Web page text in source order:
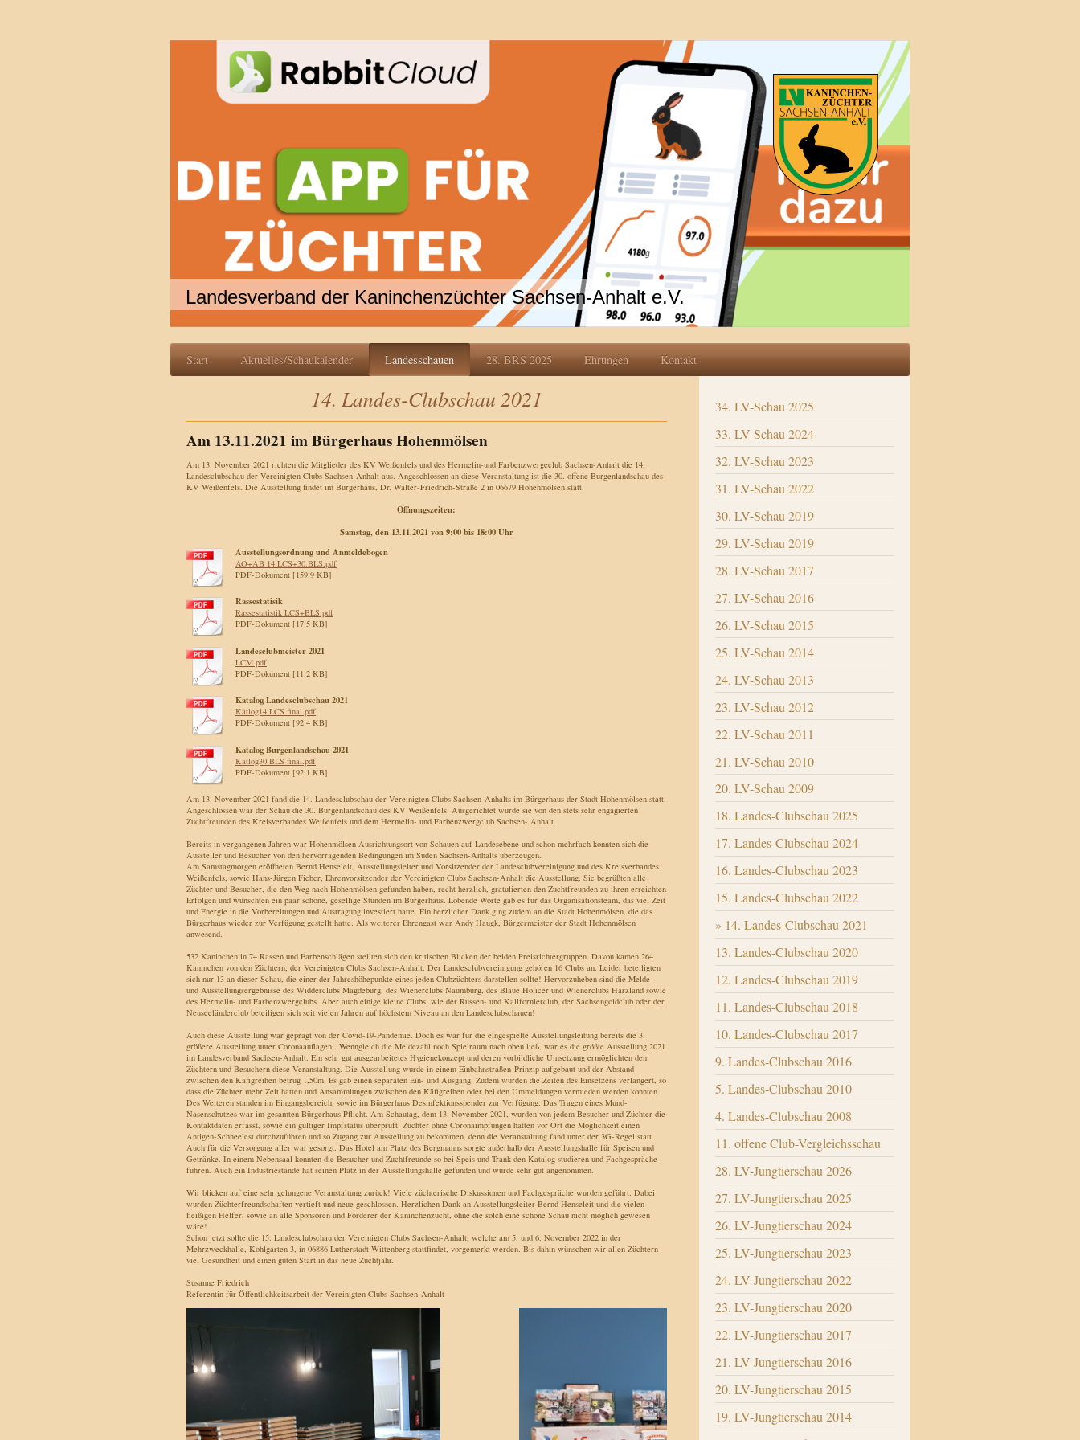
Landesverband der Kaninchenzüchter Sachsen-Anhalt e.V.
Start Aktuelles/Schaukalender Landesschauen 28. BRS 2025 Ehrungen Kontakt
14. Landes-Clubschau 2021
Am 13.11.2021 im Bürgerhaus Hohenmölsen
Am 13. November 2021 richten die Mitglieder des KV Weißenfels und des Hermelin-und Farbenzwergeclub Sachsen-Anhalt die 14.
Landesclubschau der Vereinigten Clubs Sachsen-Anhalt aus. Angeschlossen an diese Veranstaltung ist die 30. offene Burgenlandschau des
KV Weißenfels. Die Ausstellung findet im Burgerhaus, Dr. Walter-Friedrich-Straße 2 in 06679 Hohenmölsen statt.
Öffnungszeiten:
Samstag, den 13.11.2021 von 9:00 bis 18:00 Uhr
Ausstellungsordnung und Anmeldebogen
AO+AB 14.LCS+30.BLS.pdf
PDF-Dokument [159.9 KB]
Rassestatisik
Rassestatistik LCS+BLS.pdf
PDF-Dokument [17.5 KB]
Landesclubmeister 2021
LCM.pdf
PDF-Dokument [11.2 KB]
Katalog Landesclubschau 2021
Katlog14.LCS final.pdf
PDF-Dokument [92.4 KB]
Katalog Burgenlandschau 2021
Katlog30.BLS final.pdf
PDF-Dokument [92.1 KB]
Am 13. November 2021 fand die 14. Landesclubschau der Vereinigten Clubs Sachsen-Anhalts im Bürgerhaus der Stadt Hohenmölsen statt.
Angeschlossen war der Schau die 30. Burgenlandschau des KV Weißenfels. Ausgerichtet wurde sie von den stets sehr engagierten
Zuchtfreunden des Kreisverbandes Weißenfels und dem Hermelin- und Farbenzwergclub Sachsen- Anhalt.
Bereits in vergangenen Jahren war Hohenmölsen Ausrichtungsort von Schauen auf Landesebene und schon mehrfach konnten sich die
Aussteller und Besucher von den hervorragenden Bedingungen im Süden Sachsen-Anhalts überzeugen.
Am Samstagmorgen eröffneten Bernd Henseleit, Ausstellungsleiter und Vorsitzender der Landesclubvereinigung und des Kreisverbandes
Weißenfels, sowie Hans-Jürgen Fieber, Ehrenvorsitzender der Vereinigten Clubs Sachsen-Anhalt die Ausstellung. Sie begrüßten alle
Züchter und Besucher, die den Weg nach Hohenmölsen gefunden haben, recht herzlich, gratulierten den Zuchtfreunden zu ihren erreichten
Erfolgen und wünschten ein paar schöne, gesellige Stunden im Bürgerhaus. Lobende Worte gab es für das Organisationsteam, das viel Zeit
und Energie in die Vorbereitungen und Austragung investiert hatte. Ein herzlicher Dank ging zudem an die Stadt Hohenmölsen, die das
Bürgerhaus wieder zur Verfügung gestellt hatte. Als weiterer Ehrengast war Andy Haugk, Bürgermeister der Stadt Hohenmölsen
anwesend.
532 Kaninchen in 74 Rassen und Farbenschlägen stellten sich den kritischen Blicken der beiden Preisrichtergruppen. Davon kamen 264
Kaninchen von den Züchtern, der Vereinigten Clubs Sachsen-Anhalt. Der Landesclubvereinigung gehören 16 Clubs an. Leider beteiligten
sich nur 13 an dieser Schau, die einer der Jahreshöhepunkte eines jeden Clubzüchters darstellen sollte! Hervorzuheben sind die Melde-
und Ausstellungsergebnisse des Widderclubs Magdeburg, des Wienerclubs Naumburg, des Blaue Holicer und Wienerclubs Harzland sowie
des Hermelin- und Farbenzwergclubs. Aber auch einige kleine Clubs, wie der Russen- und Kalifornierclub, der Sachsengoldclub oder der
Neuseeländerclub beteiligen sich seit vielen Jahren auf höchstem Niveau an den Landesclubschauen!
Auch diese Ausstellung war geprägt von der Covid-19-Pandemie. Doch es war für die eingespielte Ausstellungsleitung bereits die 3.
größere Ausstellung unter Coronaauflagen . Wenngleich die Meldezahl noch Spielraum nach oben ließ, war es die größte Ausstellung 2021
im Landesverband Sachsen-Anhalt. Ein sehr gut ausgearbeitetes Hygienekonzept und deren vorbildliche Umsetzung ermöglichten den
Züchtern und Besuchern diese Veranstaltung. Die Ausstellung wurde in einem Einbahnstraßen-Prinzip aufgebaut und der Abstand
zwischen den Käfigreihen betrug 1,50m. Es gab einen separaten Ein- und Ausgang. Zudem wurden die Zeiten des Einsetzens verlängert, so
dass die Züchter mehr Zeit hatten und Ansammlungen zwischen den Käfigreihen oder bei den Ummeldungen vermieden werden konnten.
Des Weiteren standen im Eingangsbereich, sowie im Bürgerhaus Desinfektionsspender zur Verfügung. Das Tragen eines Mund-
Nasenschutzes war im gesamten Bürgerhaus Pflicht. Am Schautag, dem 13. November 2021, wurden von jedem Besucher und Züchter die
Kontaktdaten erfasst, sowie ein gültiger Impfstatus überprüft. Züchter ohne Coronaimpfungen hatten vor Ort die Möglichkeit einen
Antigen-Schneelest durchzuführen und so Zugang zur Ausstellung zu bekommen, denn die Veranstaltung fand unter der 3G-Regel statt.
Auch für die Versorgung aller war gesorgt. Das Hotel am Platz des Bergmanns sorgte außerhalb der Ausstellungshalle für Speisen und
Getränke. In einem Nebensaal konnten die Besucher und Zuchtfreunde so bei Speis und Trank den Katalog studieren und Fachgespräche
führen. Auch ein Industriestande hat seinen Platz in der Ausstellungshalle gefunden und wurde sehr gut angenommen.
Wir blicken auf eine sehr gelungene Veranstaltung zurück! Viele züchterische Diskussionen und Fachgespräche wurden geführt. Dabei
wurden Züchterfreundschaften vertieft und neue geschlossen. Herzlichen Dank an Ausstellungsleiter Bernd Henseleit und die vielen
fleißigen Helfer, sowie an alle Sponsoren und Förderer der Kaninchenzucht, ohne die solch eine schöne Schau nicht möglich gewesen
wäre!
Schon jetzt sollte die 15. Landesclubschau der Vereinigten Clubs Sachsen-Anhalt, welche am 5. und 6. November 2022 in der
Mehrzweckhalle, Kohlgarten 3, in 06886 Lutherstadt Wittenberg stattfindet, vorgemerkt werden. Bis dahin wünschen wir allen Züchtern
viel Gesundheit und einen guten Start in das neue Zuchtjahr.
Susanne Friedrich
Referentin für Öffentlichkeitsarbeit der Vereinigten Clubs Sachsen-Anhalt
34. LV-Schau 2025
33. LV-Schau 2024
32. LV-Schau 2023
31. LV-Schau 2022
30. LV-Schau 2019
29. LV-Schau 2019
28. LV-Schau 2017
27. LV-Schau 2016
26. LV-Schau 2015
25. LV-Schau 2014
24. LV-Schau 2013
23. LV-Schau 2012
22. LV-Schau 2011
21. LV-Schau 2010
20. LV-Schau 2009
18. Landes-Clubschau 2025
17. Landes-Clubschau 2024
16. Landes-Clubschau 2023
15. Landes-Clubschau 2022
14. Landes-Clubschau 2021
13. Landes-Clubschau 2020
12. Landes-Clubschau 2019
11. Landes-Clubschau 2018
10. Landes-Clubschau 2017
9. Landes-Clubschau 2016
5. Landes-Clubschau 2010
4. Landes-Clubschau 2008
11. offene Club-Vergleichsschau
28. LV-Jungtierschau 2026
27. LV-Jungtierschau 2025
26. LV-Jungtierschau 2024
25. LV-Jungtierschau 2023
24. LV-Jungtierschau 2022
23. LV-Jungtierschau 2020
22. LV-Jungtierschau 2017
21. LV-Jungtierschau 2016
20. LV-Jungtierschau 2015
19. LV-Jungtierschau 2014